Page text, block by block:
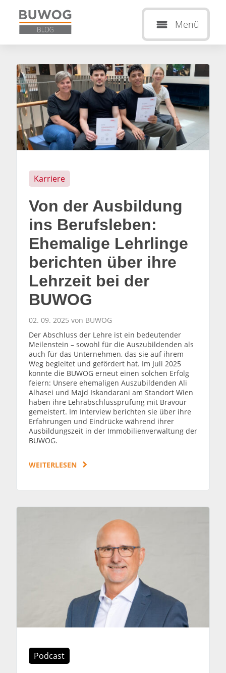
Menü
Karriere
Von der Ausbildung
ins Berufsleben:
Ehemalige Lehrlinge
berichten über ihre
Lehrzeit bei der
BUWOG
02. 09. 2025 von BUWOG
Der Abschluss der Lehre ist ein bedeutender
Meilenstein – sowohl für die Auszubildenden als
auch für das Unternehmen, das sie auf ihrem
Weg begleitet und gefördert hat. Im Juli 2025
konnte die BUWOG erneut einen solchen Erfolg
feiern: Unsere ehemaligen Auszubildenden Ali
Alhasei und Majd Iskandarani am Standort Wien
haben ihre Lehrabschlussprüfung mit Bravour
gemeistert. Im Interview berichten sie über ihre
Erfahrungen und Eindrücke während ihrer
Ausbildungszeit in der Immobilienverwaltung der
BUWOG.
WEITERLESEN
Podcast